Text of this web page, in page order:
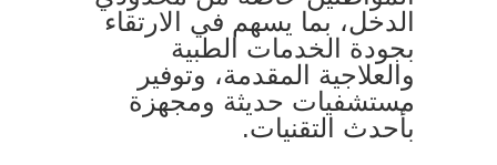
الدخل، بما يسهم في الارتقاء
بجودة الخدمات الطبية
والعلاجية المقدمة، وتوفير
مستشفيات حديثة ومجهزة
بأحدث التقنيات.